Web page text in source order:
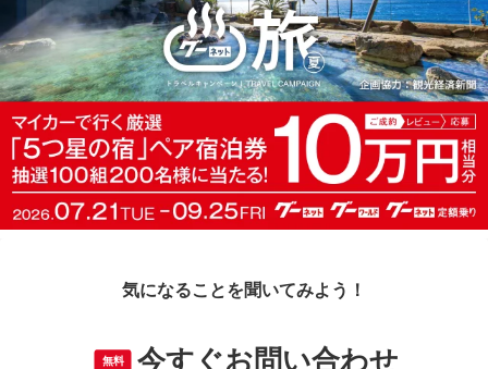
気になることを聞いてみよう！
無料 今すぐお問い合わせ